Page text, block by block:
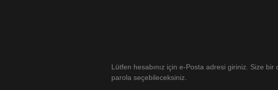
Lütfen hesabınız için e-Posta adresi giriniz. Size
parola seçebileceksiniz.